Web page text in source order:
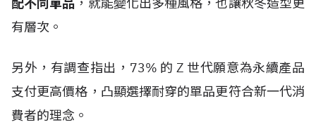
有層次。
另外，有調查指出， 73% 的 Z 世代願意為永續產品
支付更高價格，凸顯選擇耐穿的單品更符合新一代消
費者的理念。